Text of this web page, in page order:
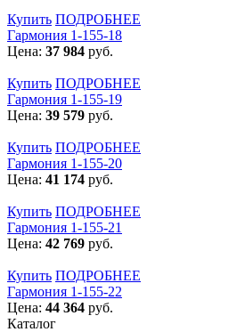
Купить ПОДРОБНЕЕ
Гармония 1-155-18
Цена: 37 984 руб.
Купить ПОДРОБНЕЕ
Гармония 1-155-19
Цена: 39 579 руб.
Купить ПОДРОБНЕЕ
Гармония 1-155-20
Цена: 41 174 руб.
Купить ПОДРОБНЕЕ
Гармония 1-155-21
Цена: 42 769 руб.
Купить ПОДРОБНЕЕ
Гармония 1-155-22
Цена: 44 364 руб.
Каталог